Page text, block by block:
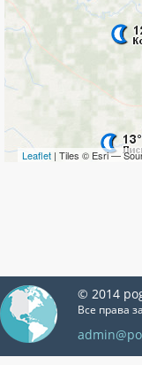
Leaflet | Tiles © Esri —
© 2014
Все права